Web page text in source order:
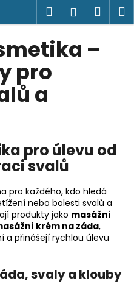
Hledat
–
pro
a
pro úlevu od
svalů
pro každého, kdo hledá
nebo bolesti svalů a
produkty jako masážní
krém na záda,
a přinášejí rychlou úlevu
svaly a klouby